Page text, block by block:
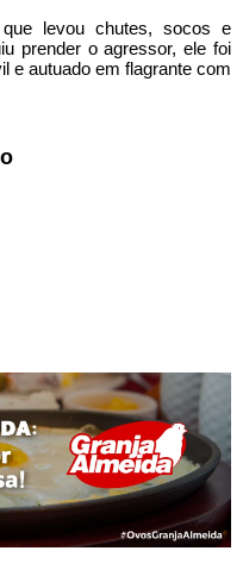
levou chutes, socos e
prender o agressor, ele foi
e autuado em flagrante com